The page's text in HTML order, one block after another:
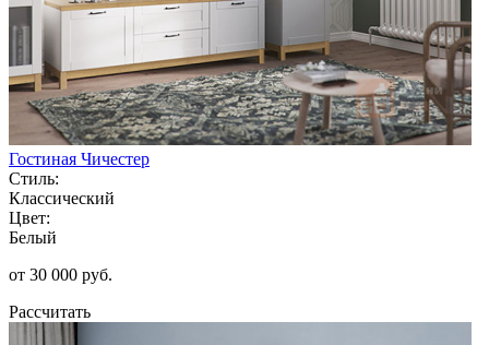
Гостиная Чичестер
Стиль:
Классический
Цвет:
Белый
от 30 000 руб.
Рассчитать